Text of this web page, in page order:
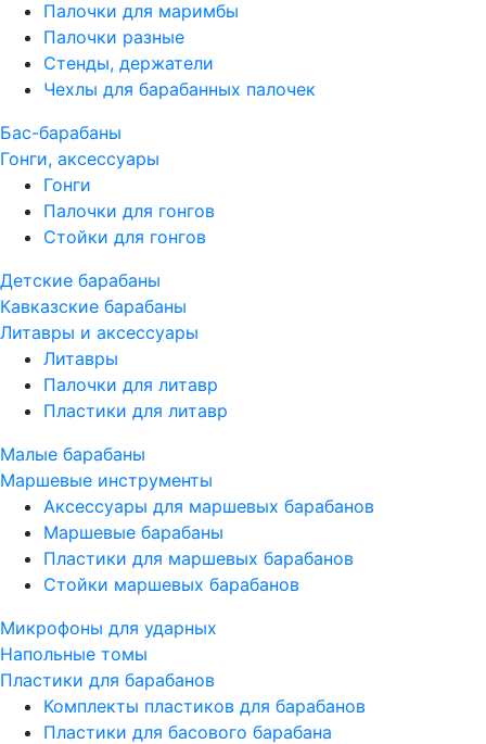
Палочки для маримбы
Палочки разные
Стенды, держатели
Чехлы для барабанных палочек
Бас-барабаны
Гонги, аксессуары
Гонги
Палочки для гонгов
Стойки для гонгов
Детские барабаны
Кавказские барабаны
Литавры и аксессуары
Литавры
Палочки для литавр
Пластики для литавр
Малые барабаны
Маршевые инструменты
Аксессуары для маршевых барабанов
Маршевые барабаны
Пластики для маршевых барабанов
Стойки маршевых барабанов
Микрофоны для ударных
Напольные томы
Пластики для барабанов
Комплекты пластиков для барабанов
Пластики для басового барабана